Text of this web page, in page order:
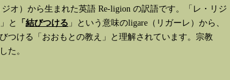
オ）から生まれた英語 Re-ligion の訳語です。「レ・リジ
と 「 結びつける 」という意味のligare（リガーレ）から、
つける「おおもとの教え」と理解されています。宗教
た。